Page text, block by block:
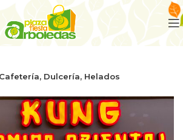
Cafetería, Dulcería, Helados